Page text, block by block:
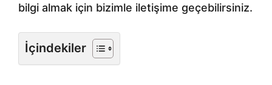
bilgi almak için bizimle iletişime geçebilirsiniz.
İçindekiler